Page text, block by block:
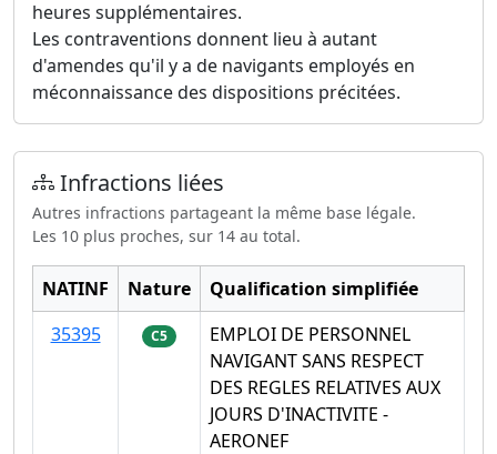
heures supplémentaires.
Les contraventions donnent lieu à autant
d'amendes qu'il y a de navigants employés en
méconnaissance des dispositions précitées.
Infractions liées
Autres infractions partageant la même base légale.
Les 10 plus proches, sur 14 au total.
NATINF Nature
Qualification simplifiée
35395
C5
EMPLOI DE PERSONNEL
NAVIGANT SANS RESPECT
DES REGLES RELATIVES AUX
JOURS D'INACTIVITE -
AERONEF